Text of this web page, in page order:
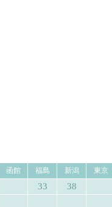
函館 福島 新潟
東京
33 38